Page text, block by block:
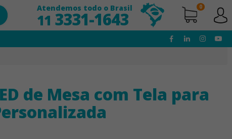
Atendemos todo o Brasil
11 3331-1643
0
de Mesa com Tela para